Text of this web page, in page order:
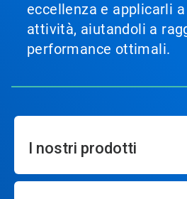
eccellenza e applicarli
attività, aiutandoli a
performance ottimali.
I nostri prodotti